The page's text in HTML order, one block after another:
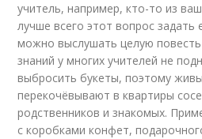
учитель, например, кто-то из
лучше всего этот вопрос задать
можно выслушать целую
знаний у многих учителей не
выбросить букеты, поэтому
перекочёвывают в квартиры
родственников и знакомых.
с коробками конфет,